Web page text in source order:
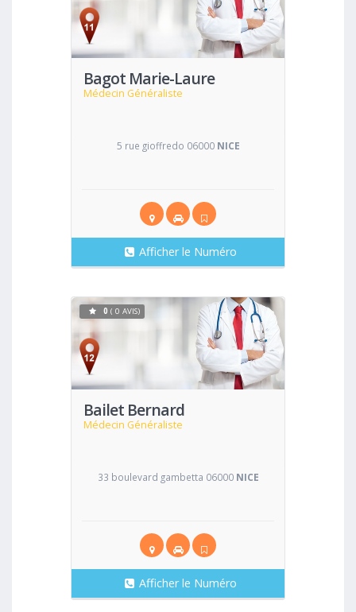
Bagot Marie-Laure
Médecin Généraliste
Voir
5 rue gioffredo 06000 NICE
Afficher le Numéro
Bailet Bernard
Médecin Généraliste
Voir
0 ( 0 AVIS)
33 boulevard gambetta 06000 NICE
Afficher le Numéro